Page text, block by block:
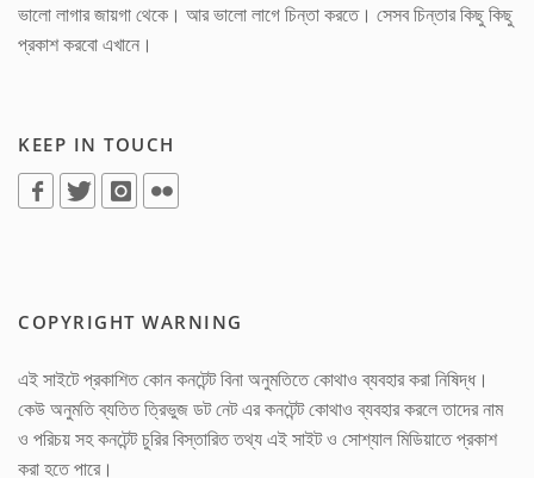
ভালো লাগার জায়গা থেকে। আর ভালো লাগে চিন্তা করতে। সেসব চিন্তার কিছু কিছু
প্রকাশ করবো এখানে।
KEEP IN TOUCH
COPYRIGHT WARNING
এই সাইটে প্রকাশিত কোন কনটেন্ট বিনা অনুমতিতে কোথাও ব্যবহার করা নিষিদ্ধ।
কেউ অনুমতি ব্যতিত ত্রিভুজ ডট নেট এর কনটেন্ট কোথাও ব্যবহার করলে তাদের নাম
ও পরিচয় সহ কনটেন্ট চুরির বিস্তারিত তথ্য এই সাইট ও সোশ্যাল মিডিয়াতে প্রকাশ
করা হতে পারে।